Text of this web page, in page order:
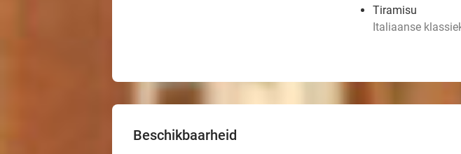
Tiramisu
Italiaanse
Beschikbaarheid